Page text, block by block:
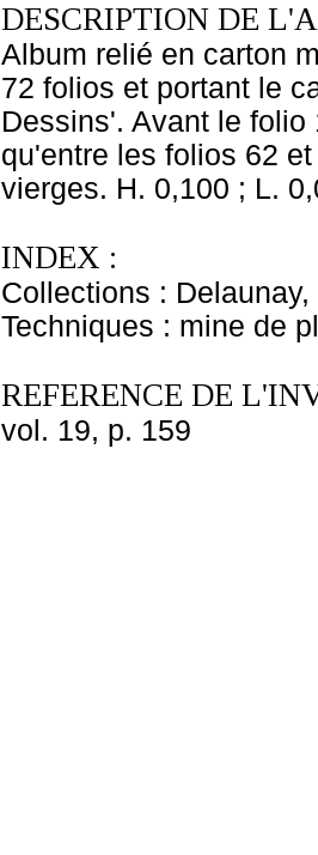
DESCRIPTION DE
Album relié en carton
72 folios et portant le
Dessins'. Avant le
qu'entre les folios 62
vierges. H. 0,100 ; L.
INDEX :
Collections : Delaunay,
Techniques : mine de
REFERENCE DE
vol. 19, p. 159